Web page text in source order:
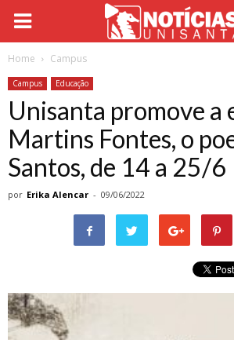
Home Campus
Campus Educação
Unisanta promove a
Martins Fontes, o
Santos, de 14 a 25/6
por Erika Alencar - 09/06/2022